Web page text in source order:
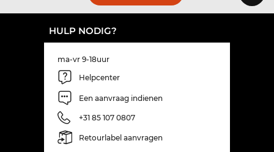
HULP NODIG?
ma-vr 9-18uur
Helpcenter
Een aanvraag indienen
+31 85 107 0807
Retourlabel aanvragen